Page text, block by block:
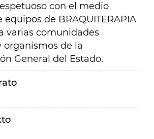
con el medio
de BRAQUITERAPIA
varias comunidades
organismos de la
General del Estado.